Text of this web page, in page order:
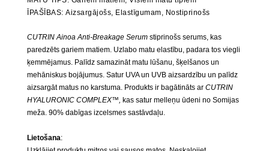
ĪPAŠĪBAS: Aizsargājošs, Elastīgumam, Nostiprinošs
CUTRIN Ainoa Anti-Breakage Serum stiprinošs serums, kas
paredzēts gariem matiem. Uzlabo matu elastību, padara tos viegli
ķemmējamus. Palīdz samazināt matu lūšanu, šķelšanos un
mehāniskus bojājumus. Satur UVA un UVB aizsardzību un palīdz
aizsargāt matus no karstuma. Produkts ir bagātināts ar CUTRIN
HYALURONIC COMPLEX™, kas satur melleņu ūdeni no Somijas
meža. 90% dabīgas izcelsmes sastāvdaļu.
Lietošana: